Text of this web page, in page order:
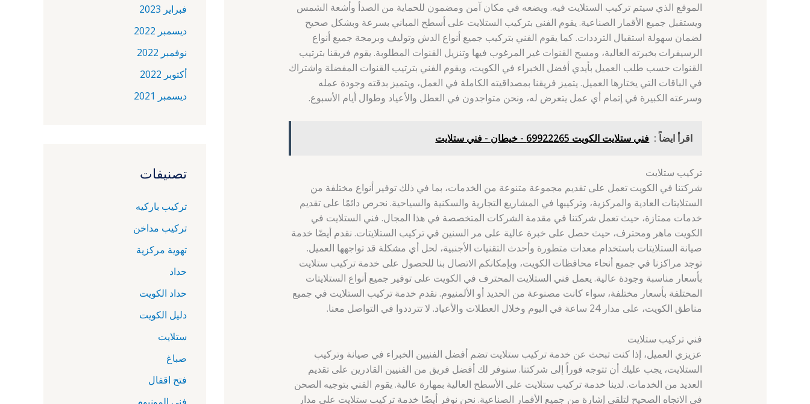
الموقع الذي سيتم تركيب الستلايت فيه. ويضعه في مكان آمن ومضمون للحماية من الصدأ وأشعة الشمس
ويستقبل جميع الأقمار الصناعية. يقوم الفني بتركيب الستلايت على أسطح المباني بسرعة وبشكل صحيح
لضمان سهولة استقبال الترددات. كما يقوم الفني بتركيب جميع أنواع الدش وتوليف وبرمجة جميع أنواع
الرسيفرات بخبرته العالية، ومسح القنوات غير المرغوب فيها وتنزيل القنوات المطلوبة. يقوم فريقنا بترتيب
القنوات حسب طلب العميل بأيدي أفضل الخبراء في الكويت، ويقوم الفني بترتيب القنوات المفضلة واشتراك
في الباقات التي يختارها العميل. يتميز فريقنا بمصداقيته الكاملة في العمل، ويتميز بدقته وجودة عمله
وسرعته الكبيرة في إتمام أي عمل يتعرض له، ونحن متواجدون في العطل والأعياد وطوال أيام الأسبوع.
اقرأ ايضاً : فني ستلايت الكويت 69922265 - خيطان - فني ستلايت
تركيب ستلايت
شركتنا في الكويت تعمل على تقديم مجموعة متنوعة من الخدمات، بما في ذلك توفير أنواع مختلفة من
الستلايتات العادية والمركزية، وتركيبها في المشاريع التجارية والسكنية والسياحية. نحرص دائمًا على تقديم
خدمات ممتازة، حيث تعمل شركتنا في مقدمة الشركات المتخصصة في هذا المجال. فني الستلايت في
الكويت ماهر ومحترف، حيث حصل على خبرة عالية على مر السنين في تركيب الستلايتات. نقدم أيضًا خدمة
صيانة الستلايتات باستخدام معدات متطورة وأحدث التقنيات الأجنبية، لحل أي مشكلة قد تواجهها العميل.
توجد مراكزنا في جميع أنحاء محافظات الكويت، وبإمكانكم الاتصال بنا للحصول على خدمة تركيب ستلايت
بأسعار مناسبة وجودة عالية. يعمل فني الستلايت المحترف في الكويت على توفير جميع أنواع الستلايتات
المختلفة بأسعار مختلفة، سواء كانت مصنوعة من الحديد أو الألمنيوم. نقدم خدمة تركيب الستلايت في جميع
مناطق الكويت، على مدار 24 ساعة في اليوم وخلال العطلات والأعياد. لا تترددوا في التواصل معنا.
فني تركيب ستلايت
عزيزي العميل، إذا كنت تبحث عن خدمة تركيب ستلايت تضم أفضل الفنيين الخبراء في صيانة وتركيب
الستلايت، يجب عليك أن تتوجه فوراً إلى شركتنا. سنوفر لك أفضل فريق من الفنيين القادرين على تقديم
العديد من الخدمات. لدينا خدمة تركيب ستلايت على الأسطح العالية بمهارة عالية. يقوم الفني بتوجيه الصحن
في الاتجاه الصحيح لتلقي إشارة من جميع الأقمار الصناعية. نحن نوفر أيضًا خدمة تركيب ستلايت على مدار
فبراير 2023
ديسمبر 2022
نوفمبر 2022
أكتوبر 2022
ديسمبر 2021
تصنيفات
تركيب باركيه
تركيب مداخن
تهوية مركزية
حداد
حداد الكويت
دليل الكويت
ستلايت
صباغ
فتح اقفال